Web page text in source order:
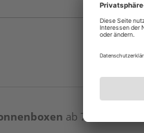
ab 702,05 € /